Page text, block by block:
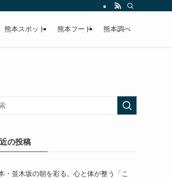
熊本スポット 熊本フード 熊本調べ
の投稿
・並木坂の朝を彩る。心と体が整う「こ